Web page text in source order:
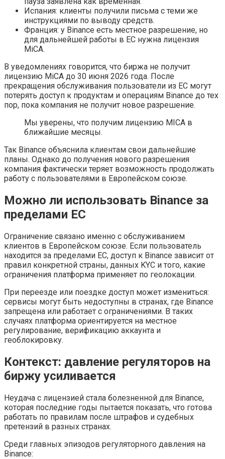
Испания: клиенты получили письма с теми же
инструкциями по выводу средств.
Франция: у Binance есть местное разрешение, но
для дальнейшей работы в ЕС нужна лицензия
MiCA.
В уведомлениях говорится, что биржа не получит
лицензию MiCA до 30 июня 2026 года. После
прекращения обслуживания пользователи из ЕС могут
потерять доступ к продуктам и операциям Binance до тех
пор, пока компания не получит новое разрешение.
Мы уверены, что получим лицензию MICA в
ближайшие месяцы.
Так Binance объяснила клиентам свои дальнейшие
планы. Однако до получения нового разрешения
компания фактически теряет возможность продолжать
работу с пользователями в Европейском союзе.
Можно ли использовать Binance за
пределами ЕС
Ограничение связано именно с обслуживанием
клиентов в Европейском союзе. Если пользователь
находится за пределами ЕС, доступ к Binance зависит от
правил конкретной страны, данных KYC и того, какие
ограничения платформа применяет по геолокации.
При переезде или поездке доступ может измениться:
сервисы могут быть недоступны в странах, где Binance
запрещена или работает с ограничениями. В таких
случаях платформа ориентируется на местное
регулирование, верификацию аккаунта и
геоблокировку.
Контекст: давление регуляторов на
биржу усиливается
Неудача с лицензией стала болезненной для Binance,
которая последние годы пытается показать, что готова
работать по правилам после штрафов и судебных
претензий в разных странах.
Среди главных эпизодов регуляторного давления на
Binance: